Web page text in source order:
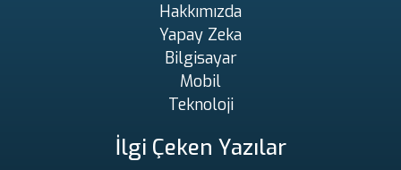
Hakkımızda
Yapay Zeka
Bilgisayar
Mobil
Teknoloji
İlgi Çeken Yazılar